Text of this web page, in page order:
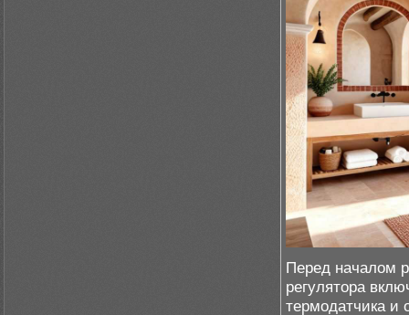
Перед началом
регулятора
термодатчика и